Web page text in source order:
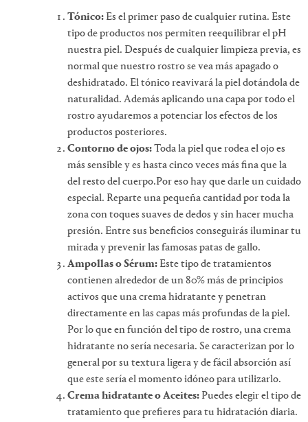
Tónico: Es el primer paso de cualquier rutina. Este
tipo de productos nos permiten reequilibrar el pH
nuestra piel. Después de cualquier limpieza previa, es
normal que nuestro rostro se vea más apagado o
deshidratado. El tónico reavivará la piel dotándola de
naturalidad. Además aplicando una capa por todo el
rostro ayudaremos a potenciar los efectos de los
productos posteriores.
Contorno de ojos:Toda la piel que rodea el ojo es
más sensible y es hasta cinco veces más fina que la
del resto del cuerpo.Por eso hay que darle un cuidado
especial. Reparte una pequeña cantidad por toda la
zona con toques suaves de dedos y sin hacer mucha
presión. Entre sus beneficios conseguirás iluminar tu
mirada y prevenir las famosas patas de gallo.
Ampollas o Sérum: Este tipo de tratamientos
contienen alrededor de un 80% más de principios
activos que una crema hidratante y penetran
directamente en las capas más profundas de la piel.
Por lo que en función del tipo de rostro, una crema
hidratante no sería necesaria. Se caracterizan por lo
general por su textura ligera y de fácil absorción así
que este sería el momento idóneo para utilizarlo.
Crema hidratante o Aceites: Puedes elegir el tipo de
tratamiento que prefieres para tu hidratación diaria.